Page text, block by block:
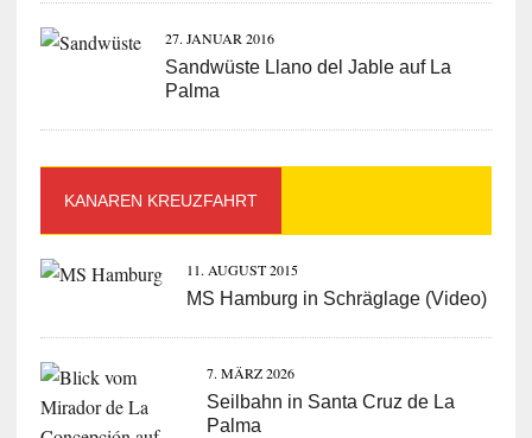
27. JANUAR 2016
Sandwüste Llano del Jable auf La
Palma
KANAREN KREUZFAHRT
11. AUGUST 2015
MS Hamburg in Schräglage (Video)
7. MÄRZ 2026
Seilbahn in Santa Cruz de La
Palma